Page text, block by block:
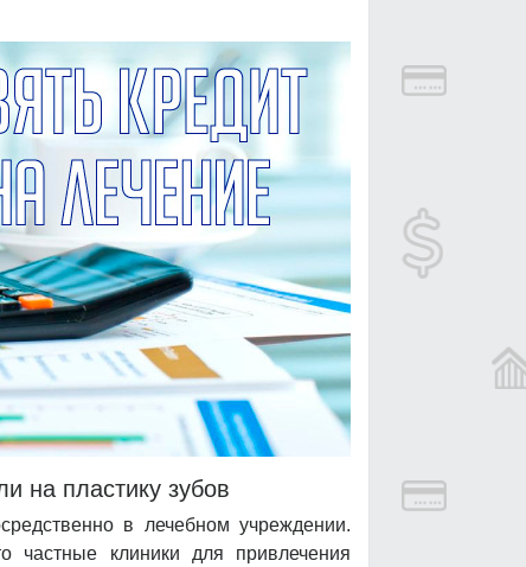
на пластику зубов
в лечебном учреждении.
частные клиники для привлечения